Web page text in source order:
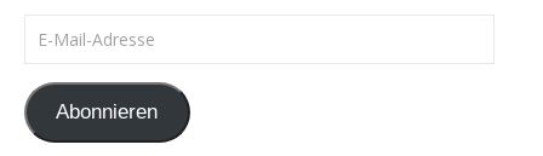
E-Mail-Adresse
Abonnieren